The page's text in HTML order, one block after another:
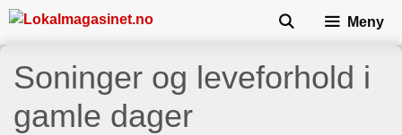
Skip
content
Meny
Soninger og leveforhold i
gamle dager